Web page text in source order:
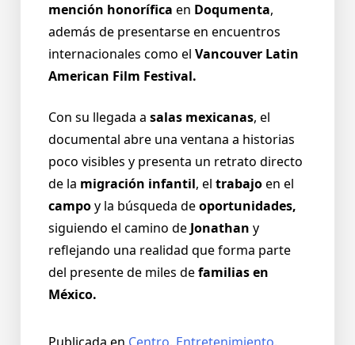
mención honorífica en Doqumenta,
además de presentarse en encuentros
internacionales como el Vancouver Latin
American Film Festival.
Con su llegada a salas mexicanas, el
documental abre una ventana a historias
poco visibles y presenta un retrato directo
de la migración infantil, el trabajoen el
campoy la búsqueda deoportunidades,
siguiendo el camino deJonathan y
reflejando una realidad que forma parte
del presente de miles defamilias en
México.